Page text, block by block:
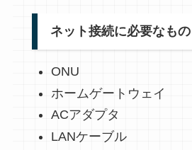
ネット接続に必要なもの
ONU
ホームゲートウェイ
ACアダプタ
LANケーブル